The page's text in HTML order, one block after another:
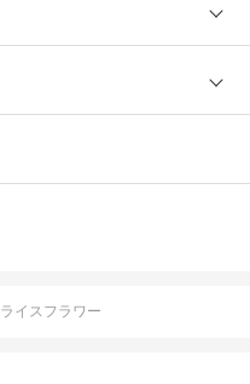
ライスフラワー